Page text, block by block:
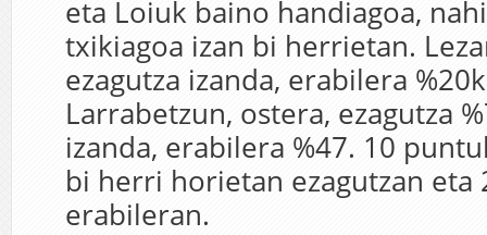
eta Loiuk baino handiagoa,
txikiagoa izan bi herrietan.
ezagutza izanda, erabilera
Larrabetzun, ostera, ezagutza
izanda, erabilera %47. 10
bi herri horietan ezagutzan eta
erabileran.